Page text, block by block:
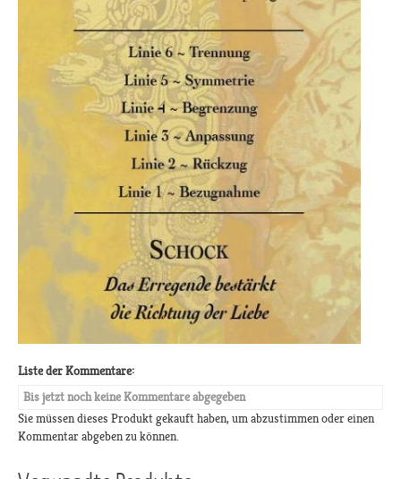
Liste der Kommentare:
Bis jetzt noch keine Kommentare abgegeben
Sie müssen dieses Produkt gekauft haben, um abzustimmen oder einen
Kommentar abgeben zu können.